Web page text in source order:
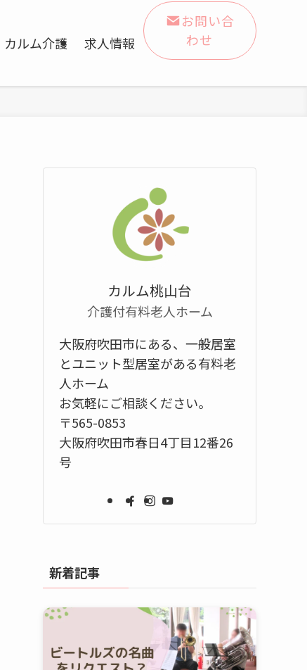
カルム介護 求人情報
お問い合
わせ
カルム桃山台
介護付有料老人ホーム
大阪府吹田市にある、一般居室
とユニット型居室がある有料老
人ホーム
お気軽にご相談ください。
〒565-0853
大阪府吹田市春日4丁目12番26
号
新着記事